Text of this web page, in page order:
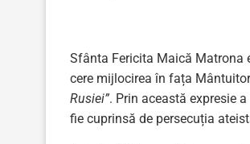
Sfânta Fericita Maică Matrona
cere mijlocirea în fața
Rusiei”. Prin această expresie
fie cuprinsă de persecuția